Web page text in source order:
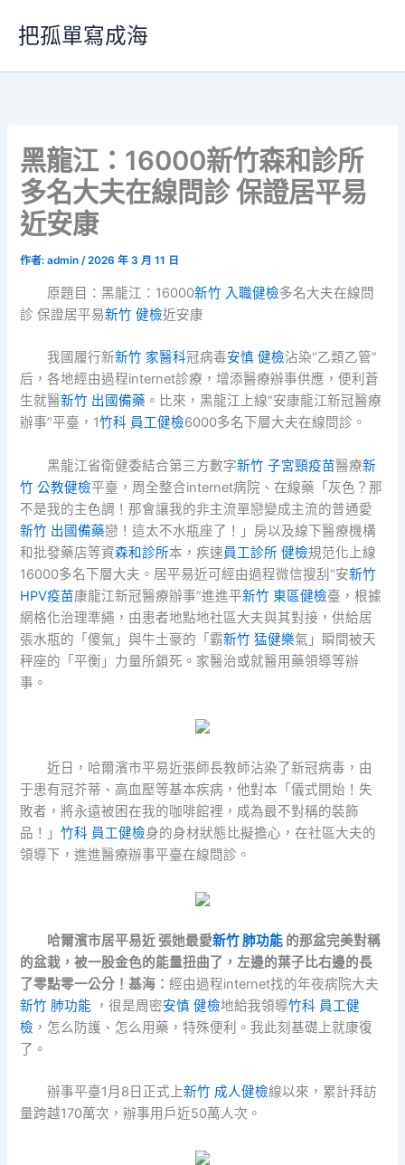
要
把孤單寫成海
黑龍江：16000新竹森和診所
多名大夫在線問診 保證居平易
近安康
作者:admin/2026 年 3 月 11 日
原題目：黑龍江：16000新竹 入職健檢多名大夫在線問
診 保證居平易新竹 健檢近安康
我國履行新新竹 家醫科冠病毒安慎 健檢沾染“乙類乙管”
后，各地經由過程internet診療，增添醫療辦事供應，便利蒼
生就醫新竹 出國備藥 。比來，黑龍江上線“安康龍江新冠醫療
辦事”平臺，1竹科 員工健檢6000多名下層大夫在線問診。
黑龍江省衛健委結合第三方數字新竹 子宮頸疫苗醫療新
竹 公教健檢平臺，周全整合internet病院、在線藥「灰色？那
不是我的主色調！那會讓我的非主流單戀變成主流的普通愛
新竹 出國備藥戀！這太不水瓶座了！」房以及線下醫療機構
和批發藥店等資森和診所本，疾速員工診所 健檢規范化上線
16000多名下層大夫。居平易近可經由過程微信搜刮“安新竹
HPV疫苗康龍江新冠醫療辦事”進進平新竹 東區健檢臺，根據
網格化治理準繩，由患者地點地社區大夫與其對接，供給居
張水瓶的「傻氣」與牛土豪的「霸新竹 猛健樂氣」瞬間被天
秤座的「平衡」力量所鎖死。家醫治或就醫用藥領導等辦
事。
近日，哈爾濱市平易近張師長教師沾染了新冠病毒，由
于患有冠芥蒂、高血壓等基本疾病，他對本「儀式開始！失
敗者，將永遠被困在我的咖啡館裡，成為最不對稱的裝飾
品！」竹科 員工健檢身的身材狀態比擬擔心，在社區大夫的
領導下，進進醫療辦事平臺在線問診。
哈爾濱市居平易近 張她最愛新竹 肺功能 的那盆完美對稱
的盆栽，被一股金色的能量扭曲了，左邊的葉子比右邊的長
了零點零一公分！基海：經由過程internet找的年夜病院大夫
新竹 肺功能
，很是周密安慎 健檢地給我領導竹科 員工健
檢 ，怎么防護、怎么用藥，特殊便利。我此刻基礎上就康復
了。
辦事平臺1月8日正式上新竹 成人健檢線以來，累計拜訪
量跨越170萬次，辦事用戶近50萬人次。